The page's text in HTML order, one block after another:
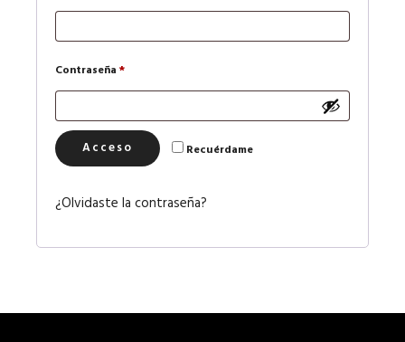
Contraseña *Obligatorio
Recuérdame
Acceso
¿Olvidaste la contraseña?